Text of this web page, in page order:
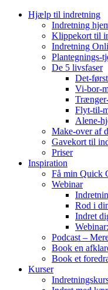
Hjælp til indretning
Indretning
Klippekort til
Indretning
Plantegnings-
De 5 livsfaser
Det-
Vi-bor-
Flyt-til-
Alene-
Make-over af
Gavekort til
Priser
Inspiration
Få min Quick
Webinar
Rod i
Indret
Podcast –
Book en
Book et
Kurser